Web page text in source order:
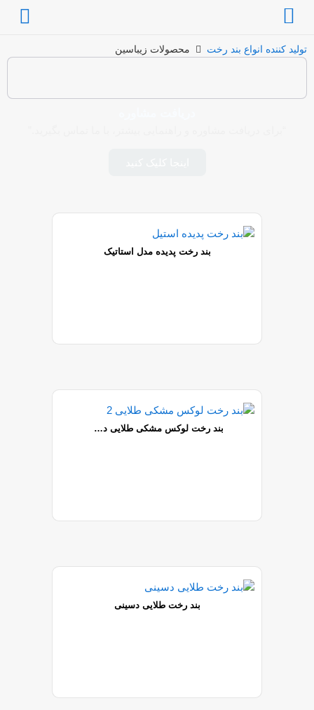
کننده انواع بند رخت محصولات زیباسین
بند رخت پدیده مدل استاتیک
بند رخت لوکس مشکی طلایی دسینی
بند رخت طلایی دسینی